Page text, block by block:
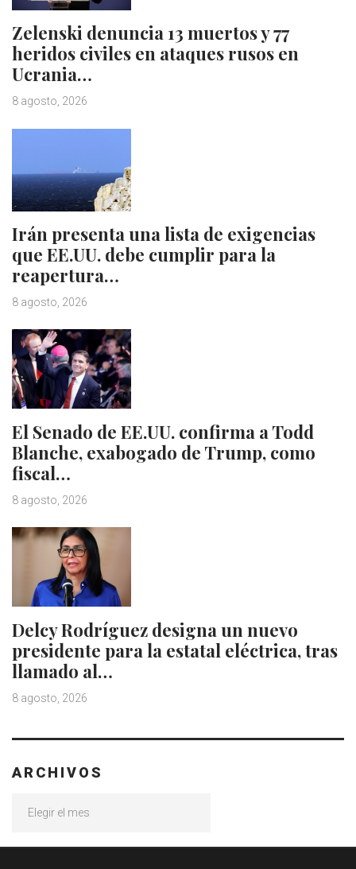
Zelenski denuncia 13 muertos y 77
heridos civiles en ataques rusos en
Ucrania…
8 agosto, 2026
Irán presenta una lista de exigencias
que EE.UU. debe cumplir para la
reapertura…
8 agosto, 2026
El Senado de EE.UU. confirma a Todd
Blanche, exabogado de Trump, como
fiscal…
8 agosto, 2026
Delcy Rodríguez designa un nuevo
presidente para la estatal eléctrica, tras
llamado al…
8 agosto, 2026
ARCHIVOS